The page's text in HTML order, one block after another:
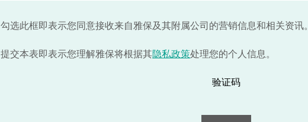
勾选此框即表示您同意接收来自雅保及其附属公司的营销信息和相关资讯。
提交本表即表示您理解雅保将根据其隐私政策处理您的个人信息。
验证码